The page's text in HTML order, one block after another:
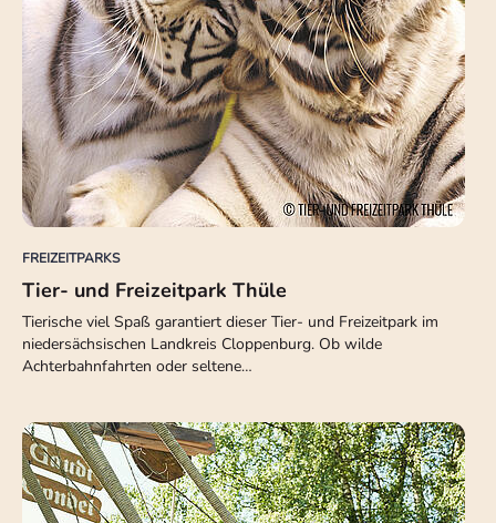
FREIZEITPARKS
Tier- und Freizeitpark Thüle
Tierische viel Spaß garantiert dieser Tier- und Freizeitpark im
niedersächsischen Landkreis Cloppenburg. Ob wilde
Achterbahnfahrten oder seltene…